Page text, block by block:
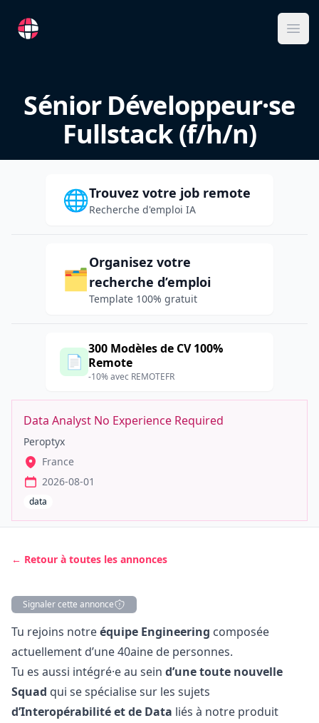
RemoteFR
Sénior Développeur·se
Fullstack (f/h/n)
🌐Trouvez votre job remote
Recherche d'emploi IA
🗂️
Organisez votre
recherche d’emploi
Template 100% gratuit
📄
300 Modèles de CV 100%
Remote
-10% avec REMOTEFR
Data Analyst No Experience Required
Peroptyx
France
2026-08-01
data
← Retour à toutes les annonces
Signaler cette annonce
Description
Tu rejoins notreéquipe Engineering composée
actuellement d’une 40aine de personnes.
Tu es aussi intégré·e au sein d’une toute nouvelle
Squad qui se spécialise sur les sujets
d’Interopérabilité et de Data liés à notre produit